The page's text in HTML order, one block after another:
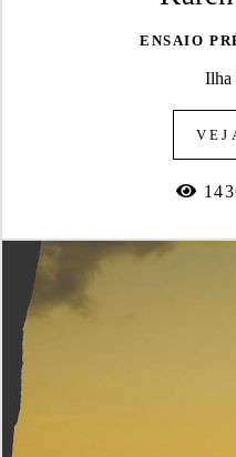
ENSAIO
Ilha